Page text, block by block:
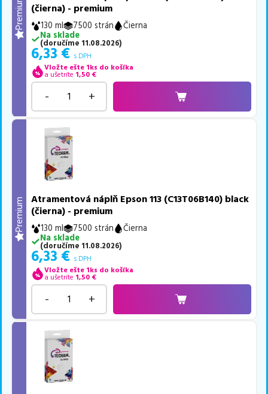
Premium
(čierna) - premium
130 ml 7500 strán
Čierna
Na sklade
(doručíme 11.08.2026)
6,33 € s DPH
Vložte ešte 1ks do košíka
a ušetríte 1,50 €
- +
Premium
Atramentová náplň Epson 113 (C13T06B140) black
(čierna) - premium
130 ml 7500 strán
Čierna
Na sklade
(doručíme 11.08.2026)
6,33 € s DPH
Vložte ešte 1ks do košíka
a ušetríte 1,50 €
- +